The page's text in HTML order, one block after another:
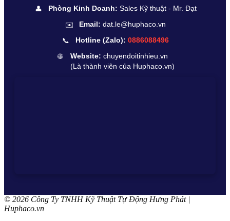
👤 Phòng Kinh Doanh: Sales Kỹ thuật - Mr. Đạt
✉️ Email: dat.le@huphaco.vn
📞 Hotline (Zalo): 0886088496
🌐 Website: chuyendoitinhieu.vn
(Là thành viên của Huphaco.vn)
© 2026 Công Ty TNHH Kỹ Thuật Tự Động Hưng Phát |
Huphaco.vn